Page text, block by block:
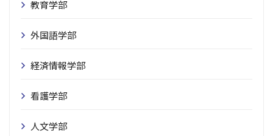
教育学部
外国語学部
経済情報学部
看護学部
人文学部